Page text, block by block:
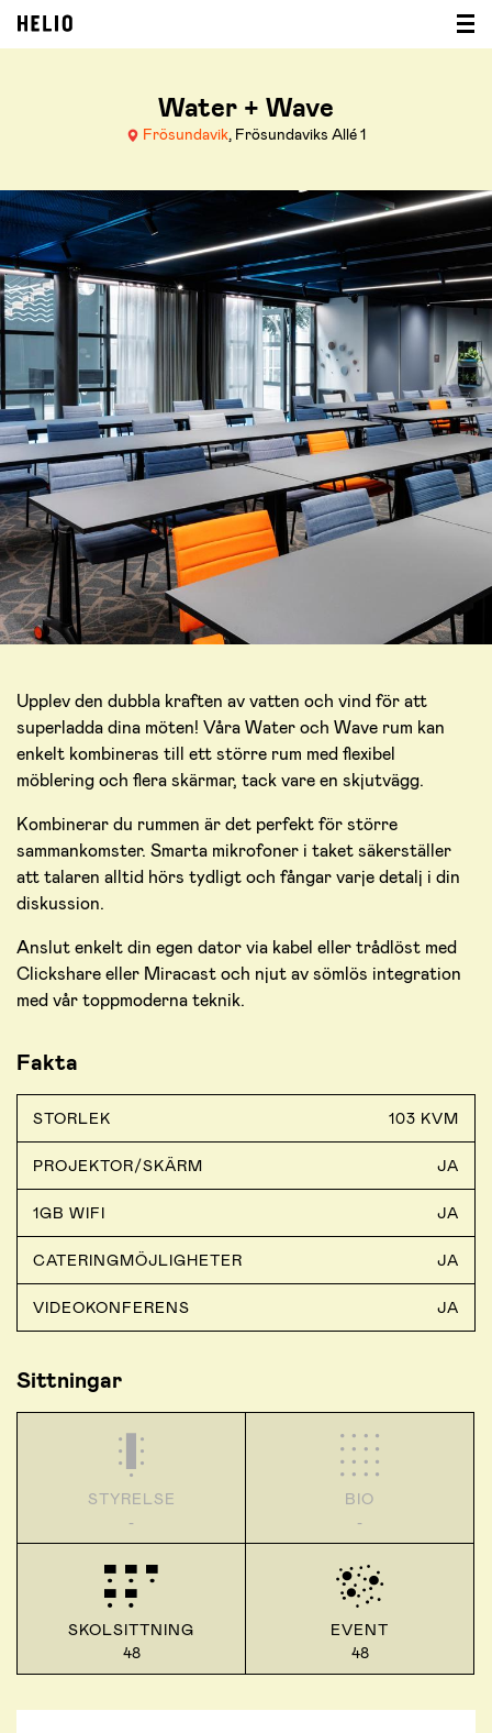
Water + Wave
Frösundavik, Frösundaviks Allé 1
Upplev den dubbla kraften av vatten och vind för att
superladda dina möten! Våra Water och Wave rum kan
enkelt kombineras till ett större rum med flexibel
möblering och flera skärmar, tack vare en skjutvägg.
Kombinerar du rummen är det perfekt för större
sammankomster. Smarta mikrofoner i taket säkerställer
att talaren alltid hörs tydligt och fångar varje detalj i din
diskussion.
Anslut enkelt din egen dator via kabel eller trådlöst med
Clickshare eller Miracast och njut av sömlös integration
med vår toppmoderna teknik.
Fakta
STORLEK 103 KVM
PROJEKTOR/SKÄRM JA
1GB WIFI JA
CATERINGMÖJLIGHETER JA
VIDEOKONFERENS JA
Sittningar
STYRELSE
-
BIO
-
SKOLSITTNING
48
EVENT
48